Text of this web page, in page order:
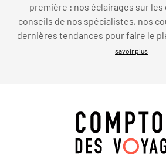
première : nos éclairages sur
conseils de nos spécialistes, nos
dernières tendances pour faire le
savoir plus